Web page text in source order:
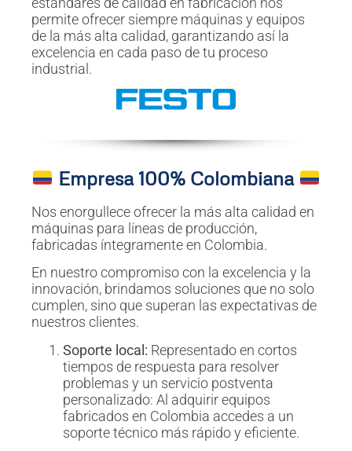
permite ofrecer siempre máquinas y equipos
de la más alta calidad, garantizando así la
excelencia en cada paso de tu proceso
industrial.
Empresa 100% Colombiana
Nos enorgullece ofrecer la más alta calidad en
máquinas para líneas de producción,
fabricadas íntegramente en Colombia.
En nuestro compromiso con la excelencia y la
innovación, brindamos soluciones que no solo
cumplen, sino que superan las expectativas de
nuestros clientes.
Soporte local: Representado en cortos
tiempos de respuesta para resolver
problemas y un servicio postventa
personalizado: Al adquirir equipos
fabricados en Colombia accedes a un
soporte técnico más rápido y eficiente.